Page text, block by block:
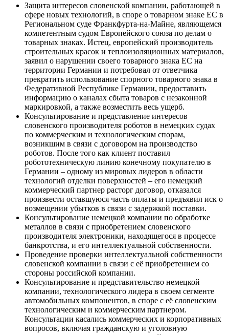
Защита интересов словенской компании, работающей в
сфере новых технологий, в споре о товарном знаке ЕС в
Региональном суде Франкфурта-на-Майне, являющемся
компетентным судом Европейского союза по делам о
товарных знаках. Истец, европейский производитель
строительных красок и теплоизоляционных материалов,
заявил о нарушении своего товарного знака ЕС на
территории Германии и потребовал от ответчика
прекратить использование спорного товарного знака в
Федеративной Республике Германии, предоставить
информацию о каналах сбыта товаров с незаконной
маркировкой, а также возместить весь ущерб.
Консультирование и представление интересов
словенского производителя роботов в немецких судах
по коммерческим и технологическим спорам,
возникшим в связи с договором на производство
роботов. После того как клиент поставил
робототехническую линию конечному покупателю в
Германии – одному из мировых лидеров в области
технологий отделки поверхностей – его немецкий
коммерческий партнер расторг договор, отказался
произвести оставшуюся часть оплаты и предъявил иск о
возмещении убытков в связи с задержкой поставки.
Консультирование немецкой компании по обработке
металлов в связи с приобретением словенского
производителя электроники, находящегося в процессе
банкротства, и его интеллектуальной собственности.
Проведение проверки интеллектуальной собственности
словенской компании в связи с её приобретением со
стороны российской компании.
Консультирование и представительство немецкой
компании, технологического лидера в своем сегменте
автомобильных компонентов, в споре с её словенским
технологическим и коммерческим партнером.
Консультации касались коммерческих и корпоративных
вопросов, включая гражданскую и уголовную